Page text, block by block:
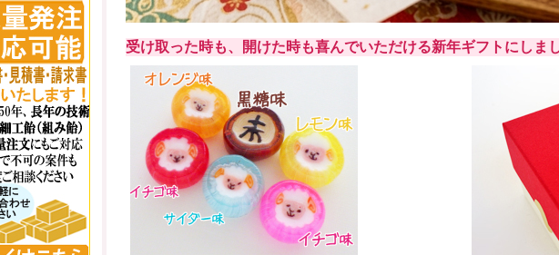
受け取った時も、開けた時も喜んでいただける新年ギフトにしま